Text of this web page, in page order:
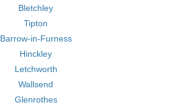
Bletchley
Tipton
Barrow-in-Furness
Hinckley
Letchworth
Wallsend
Glenrothes